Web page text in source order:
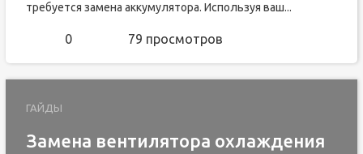
требуется замена аккумулятора. Используя ваш...
0 79 просмотров
ГАЙДЫ
Замена вентилятора охлаждения